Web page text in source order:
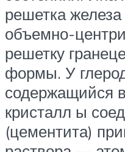
решетка
объемно-
решетку
формы. У
содержащийся
кристалл ы
(цементита)